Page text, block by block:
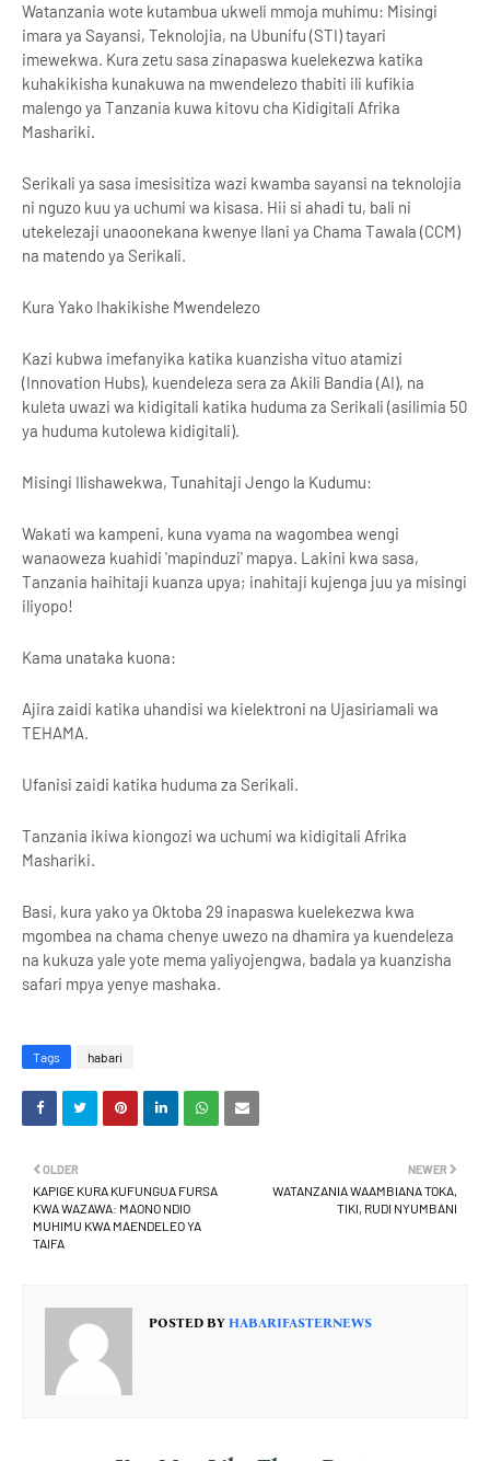
Watanzania wote kutambua ukweli mmoja muhimu: Misingi
imara ya Sayansi, Teknolojia, na Ubunifu (STI) tayari
imewekwa. Kura zetu sasa zinapaswa kuelekezwa katika
kuhakikisha kunakuwa na mwendelezo thabiti ili kufikia
malengo ya Tanzania kuwa kitovu cha Kidigitali Afrika
Mashariki.
Serikali ya sasa imesisitiza wazi kwamba sayansi na teknolojia
ni nguzo kuu ya uchumi wa kisasa. Hii si ahadi tu, bali ni
utekelezaji unaoonekana kwenye Ilani ya Chama Tawala (CCM)
na matendo ya Serikali.
Kura Yako Ihakikishe Mwendelezo
Kazi kubwa imefanyika katika kuanzisha vituo atamizi
(Innovation Hubs), kuendeleza sera za Akili Bandia (AI), na
kuleta uwazi wa kidigitali katika huduma za Serikali (asilimia 50
ya huduma kutolewa kidigitali).
Misingi Ilishawekwa, Tunahitaji Jengo la Kudumu:
Wakati wa kampeni, kuna vyama na wagombea wengi
wanaoweza kuahidi 'mapinduzi' mapya. Lakini kwa sasa,
Tanzania haihitaji kuanza upya; inahitaji kujenga juu ya misingi
iliyopo!
Kama unataka kuona:
Ajira zaidi katika uhandisi wa kielektroni na Ujasiriamali wa
TEHAMA.
Ufanisi zaidi katika huduma za Serikali.
Tanzania ikiwa kiongozi wa uchumi wa kidigitali Afrika
Mashariki.
Basi, kura yako ya Oktoba 29 inapaswa kuelekezwa kwa
mgombea na chama chenye uwezo na dhamira ya kuendeleza
na kukuza yale yote mema yaliyojengwa, badala ya kuanzisha
safari mpya yenye mashaka.
Tags habari
NEWER
WATANZANIA WAAMBIANA TOKA,
TIKI, RUDI NYUMBANI
OLDER
KAPIGE KURA KUFUNGUA FURSA
KWA WAZAWA: MAONO NDIO
MUHIMU KWA MAENDELEO YA
TAIFA
POSTED BY HABARIFASTERNEWS